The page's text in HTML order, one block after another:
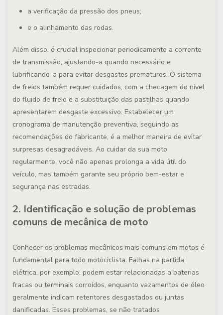
a verificação da pressão dos pneus;
e o alinhamento das rodas.
Além disso, é crucial inspecionar periodicamente a corrente
de transmissão, ajustando-a quando necessário e
lubrificando-a para evitar desgastes prematuros. O sistema
de freios também requer cuidados, com a checagem do nível
do fluido de freio e a substituição das pastilhas quando
apresentarem desgaste excessivo. Estabelecer um
cronograma de manutenção preventiva, seguindo as
recomendações do fabricante, é a melhor maneira de evitar
surpresas desagradáveis. Ao cuidar da sua moto
regularmente, você não apenas prolonga a vida útil do
veículo, mas também garante seu próprio bem-estar e
segurança nas estradas.
2. Identificação e solução de problemas
comuns de mecânica de moto
Conhecer os problemas mecânicos mais comuns em motos é
fundamental para todo motociclista. Falhas na partida
elétrica, por exemplo, podem estar relacionadas a baterias
fracas ou terminais corroídos, enquanto vazamentos de óleo
geralmente indicam retentores desgastados ou juntas
danificadas. Esses problemas, se não tratados